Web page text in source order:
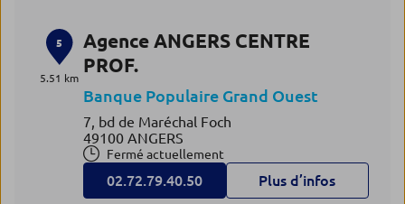
5
5.51 km
Agence ANGERS CENTRE
PROF.
Banque Populaire Grand Ouest
7, bd de Maréchal Foch
49100 ANGERS
Fermé actuellement
02.72.79.40.50 Plus d’infos